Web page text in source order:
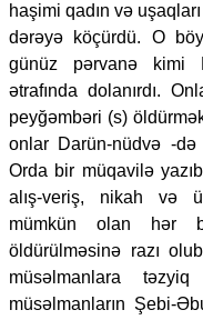
haşimi qadın və
dərəyə köçürdü. O
günüz pərvanə kimi
ətrafında dolanırdı.
peyğəmbəri (s)
onlar Darün-nüdvə -
Orda bir müqavilə
alış-veriş, nikah və
mümkün olan hər
öldürülməsinə razı
müsəlmanlara
müsəlmanların Şebi-